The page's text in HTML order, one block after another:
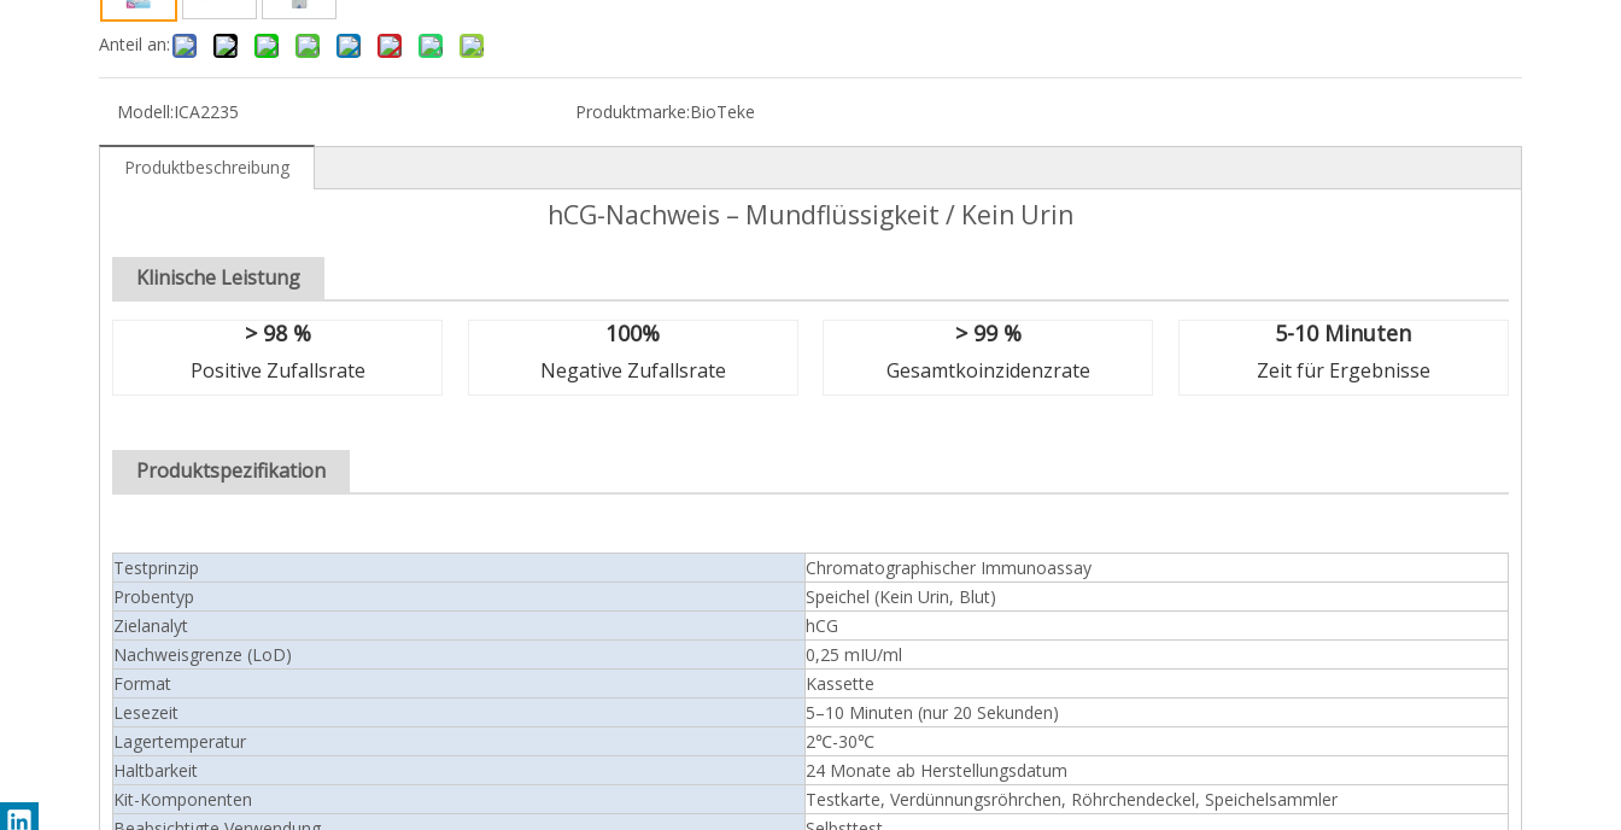
Anteil an:
Modell:ICA2235 Produktmarke:BioTeke
Produktbeschreibung
hCG-Nachweis – Mundflüssigkeit / Kein Urin
Klinische Leistung
> 98 %
Positive Zufallsrate
100%
Negative Zufallsrate
> 99 %
Gesamtkoinzidenzrate
5-10 Minuten
Zeit für Ergebnisse
Produktspezifikation
Testprinzip
Chromatographischer Immunoassay
Probentyp
Speichel (Kein Urin, Blut)
Zielanalyt
hCG
Nachweisgrenze (LoD)
0,25 mIU/ml
Format
Kassette
Lesezeit
5–10 Minuten (nur 20 Sekunden)
Lagertemperatur
2℃-30℃
Haltbarkeit
24 Monate ab Herstellungsdatum
Kit-Komponenten
Testkarte, Verdünnungsröhrchen, Röhrchendeckel, Speichelsammler